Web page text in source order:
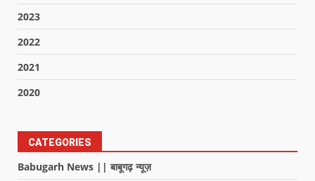
2023
2022
2021
2020
CATEGORIES
Babugarh News || बाबूगढ़ न्यूज़